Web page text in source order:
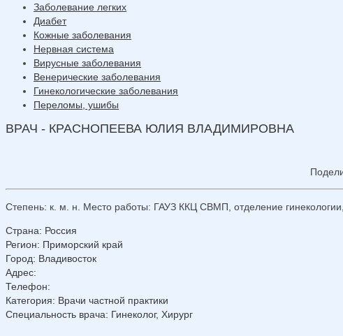
Заболевание легких
Диабет
Кожные заболевания
Нервная система
Вирусные заболевания
Венерические заболевания
Гинекологические заболевания
Переломы, ушибы
ВРАЧ - КРАСНОПЕЕВА ЮЛИЯ ВЛАДИМИРОВНА
Степень: к. м. н. Место работы: ГАУЗ ККЦ СВМП, отделение
Страна: Россия
Регион: Приморский край
Город: Владивосток
Адрес:
Телефон:
Категория: Врачи частной практики
Специальность врача: Гинеколог, Хирург